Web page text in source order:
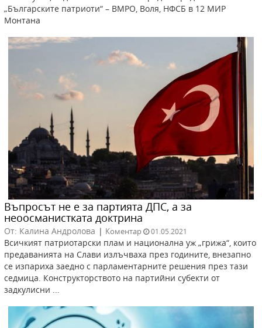
„Българските патриоти“ – ВМРО, Воля, НФСБ в 12 МИР
Монтана
Въпросът не е за партията ДПС, а за
неоосманистката доктрина
От: Калина Андролова | Коментар 01.05.2021
Всичкият патриотарски плам и национална уж „грижа“, които
предаванията на Слави излъчваха през годините, внезапно
се изпариха заедно с парламентарните решения през тази
седмица. Конструкторството на партийни субекти от
задкулисни ...